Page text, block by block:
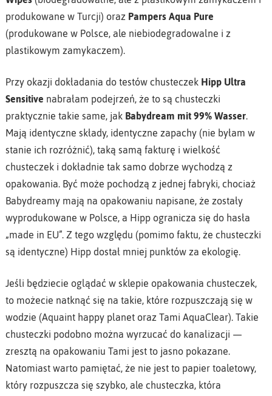
produkowane w Turcji) oraz Pampers Aqua Pure
(produkowane w Polsce, ale niebiodegradowalne i z
plastikowym zamykaczem).
Przy okazji dokładania do testów chusteczek Hipp Ultra
Sensitive nabrałam podejrzeń, że to są chusteczki
praktycznie takie same, jak Babydream mit 99% Wasser.
Mają identyczne składy, identyczne zapachy (nie byłam w
stanie ich rozróżnić), taką samą fakturę i wielkość
chusteczek i dokładnie tak samo dobrze wychodzą z
opakowania. Być może pochodzą z jednej fabryki, chociaż
Babydreamy mają na opakowaniu napisane, że zostały
wyprodukowane w Polsce, a Hipp ogranicza się do hasła
„made in EU”. Z tego względu (pomimo faktu, że chusteczki
są identyczne) Hipp dostał mniej punktów za ekologię.
Jeśli będziecie oglądać w sklepie opakowania chusteczek,
to możecie natknąć się na takie, które rozpuszczają się w
wodzie (Aquaint happy planet oraz Tami AquaClear). Takie
chusteczki podobno można wyrzucać do kanalizacji —
zresztą na opakowaniu Tami jest to jasno pokazane.
Natomiast warto pamiętać, że nie jest to papier toaletowy,
który rozpuszcza się szybko, ale chusteczka, która